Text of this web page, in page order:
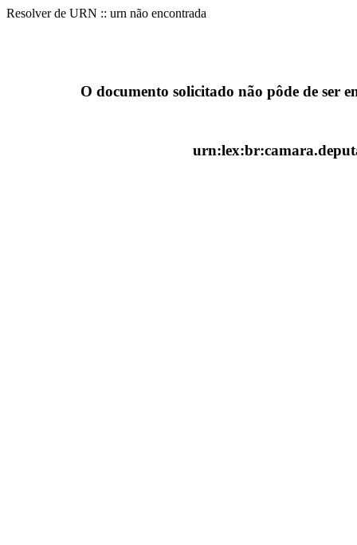
Resolver de URN :: urn não encontrada
O documento solicitado não pôde de ser